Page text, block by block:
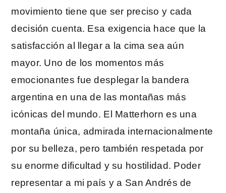
movimiento tiene que ser preciso y cada
decisión cuenta. Esa exigencia hace que la
satisfacción al llegar a la cima sea aún
mayor. Uno de los momentos más
emocionantes fue desplegar la bandera
argentina en una de las montañas más
icónicas del mundo. El Matterhorn es una
montaña única, admirada internacionalmente
por su belleza, pero también respetada por
su enorme dificultad y su hostilidad. Poder
representar a mi país y a San Andrés de